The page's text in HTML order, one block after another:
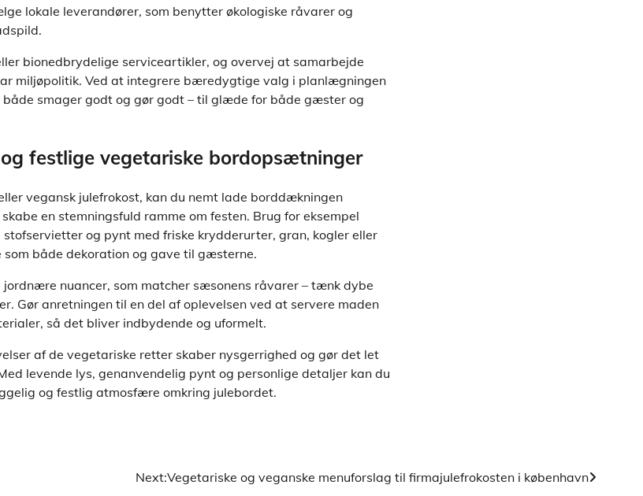
lokale leverandører, som benytter økologiske råvarer og
bionedbrydelige serviceartikler, og overvej at samarbejde
miljøpolitik. Ved at integrere bæredygtige valg i planlægningen
både smager godt og gør godt – til glæde for både gæster og
festlige vegetariske bordopsætninger
vegansk julefrokost, kan du nemt lade borddækningen
en stemningsfuld ramme om festen. Brug for eksempel
og pynt med friske krydderurter, gran, kogler eller
både dekoration og gave til gæsterne.
nuancer, som matcher sæsonens råvarer – tænk dybe
Gør anretningen til en del af oplevelsen ved at servere maden
så det bliver indbydende og uformelt.
af de vegetariske retter skaber nysgerrighed og gør det let
levende lys, genanvendelig pynt og personlige detaljer kan du
og festlig atmosfære omkring julebordet.
Next:Vegetariske og veganske menuforslag til firmajulefrokosten i københavn